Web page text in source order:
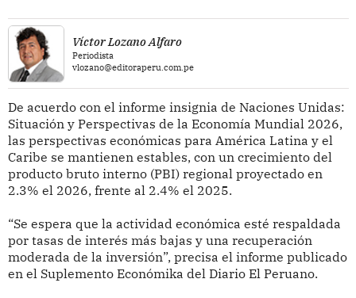
Víctor Lozano Alfaro
Periodista
vlozano@editoraperu.com.pe
De acuerdo con el informe insignia de Naciones Unidas:
Situación y Perspectivas de la Economía Mundial 2026,
las perspectivas económicas para América Latina y el
Caribe se mantienen estables, con un crecimiento del
producto bruto interno (PBI) regional proyectado en
2.3% el 2026, frente al 2.4% el 2025.
“Se espera que la actividad económica esté respaldada
por tasas de interés más bajas y una recuperación
moderada de la inversión”, precisa el informe publicado
en el Suplemento Económika del Diario El Peruano.